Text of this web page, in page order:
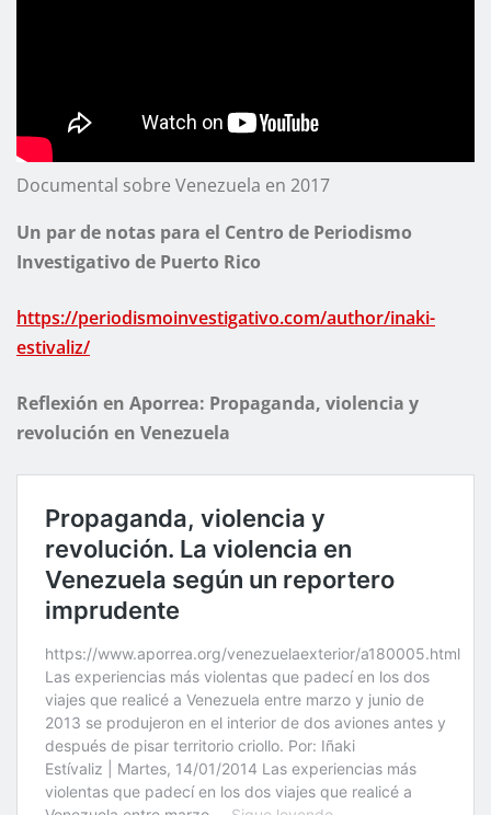
Documental sobre Venezuela en 2017
Un par de notas para el Centro de Periodismo
Investigativo de Puerto Rico
https://periodismoinvestigativo.com/author/inaki-
estivaliz/
Reflexión en Aporrea: Propaganda, violencia y
revolución en Venezuela